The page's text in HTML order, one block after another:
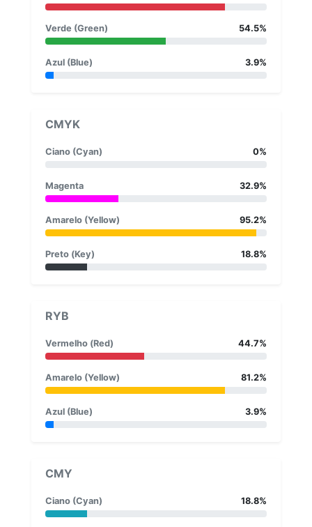
Verde (Green) 54.5%
Azul (Blue) 3.9%
CMYK
Ciano (Cyan) 0%
Magenta 32.9%
Amarelo (Yellow) 95.2%
Preto (Key) 18.8%
RYB
Vermelho (Red) 44.7%
Amarelo (Yellow) 81.2%
Azul (Blue) 3.9%
CMY
Ciano (Cyan) 18.8%